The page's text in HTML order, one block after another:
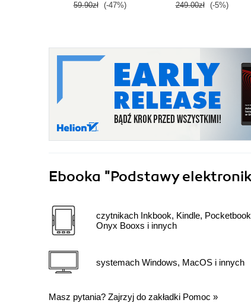
59.90zł (-47%) 249.00zł (-5%)
Ebooka "Podstawy
czytnikach Inkbook, Kindle,
Onyx Booxs i innych
systemach Windows, MacOS i innych
Masz pytania? Zajrzyj do zakładki Pomoc »